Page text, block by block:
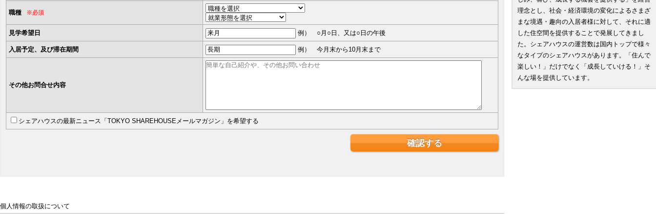
職種 ※必須
見学希望日 例） ○月○日、又は○日の午後
入居予定、及び滞在期間 例） 今月末から10月末まで
その他お問合せ内容
シェアハウスの最新ニュース「TOKYO SHAREHOUSEメールマガジン」を希望する
個人情報の取扱について
理念とし、社会・経済環境の変化によるさまざ
まな境遇・趣向の入居者様に対して、それに適
した住空間を提供することで発展してきまし
た。シェアハウスの運営数は国内トップで様々
なタイプのシェアハウスがあります。「住んで
楽しい！」だけでなく「成長していける！」そ
んな場を提供しています。